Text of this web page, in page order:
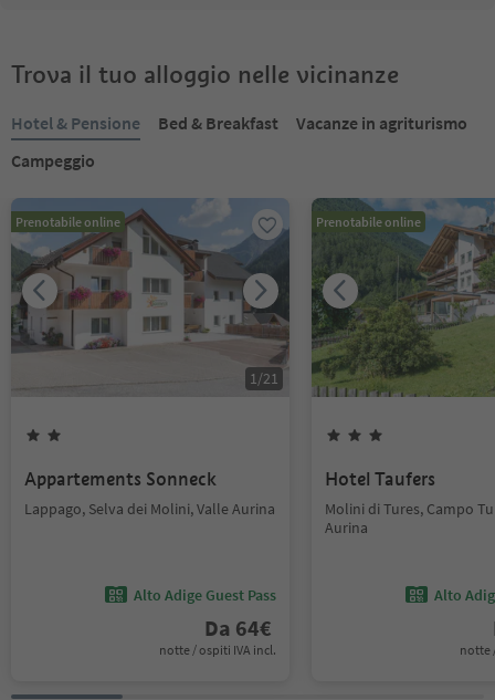
Trova il tuo alloggio nelle vicinanze
Hotel & Pensione Bed & Breakfast
Vacanze in agriturismo
Campeggio
Prenotabile online
1/21
Appartements Sonneck
Lappago, Selva dei Molini, Valle Aurina
Alto Adige Guest Pass
Da 64€
notte / ospiti IVA incl.
Prenotabile online
Hotel Taufers
Molini di Tures, Campo
Aurina
Alto
notte